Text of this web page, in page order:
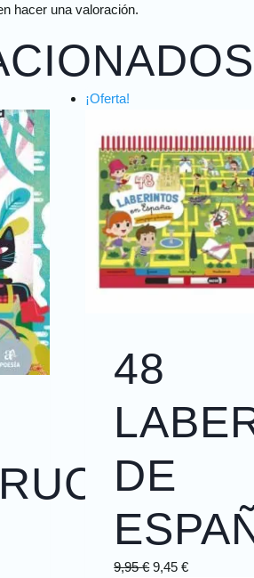
hacer una valoración.
¡Oferta!
48
DE
9,95€ 9,45€